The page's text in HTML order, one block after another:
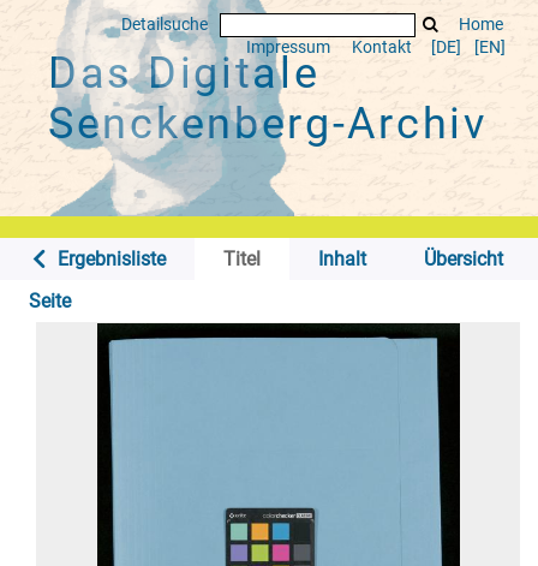
Detailsuche
Home
Impressum
Kontakt [DE] [EN]
Das Digitale
Senckenberg-Archiv
Ergebnisliste Titel Inhalt
Übersicht
Seite